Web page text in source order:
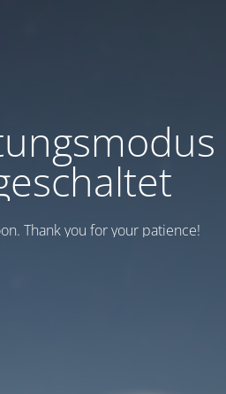
Thank you for your patience!